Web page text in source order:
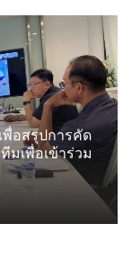
อสรุปการคัด
เพื่อเข้าร่วม